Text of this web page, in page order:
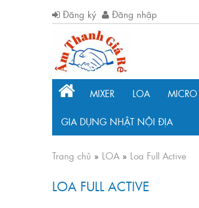
Đăng ký Đăng nhập
MIXER LOA MICRO
GIA DỤNG NHẬT NỘI ĐỊA
Trang chủ » LOA » Loa Full Active
LOA FULL ACTIVE